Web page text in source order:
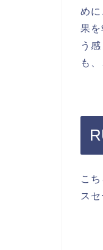
めに
果を
う
も
こ
ス